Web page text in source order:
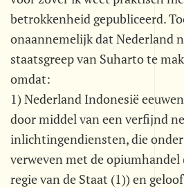
betrokkenheid gepubliceerd.
onaannemelijk dat Nederland
staatsgreep van Suharto te
omdat:
1) Nederland Indonesië
door middel van een verfijnd
inlichtingendiensten, die
verweven met de
regie van de Staat (1)) en